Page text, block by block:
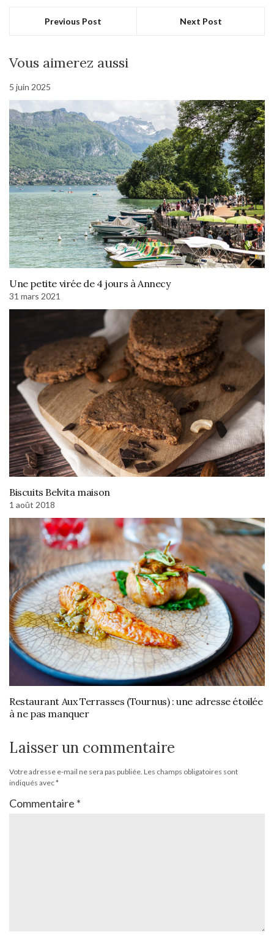
Previous Post Next Post
Vous aimerez aussi
5 juin 2025
Une petite virée de 4 jours à Annecy
31 mars 2021
Biscuits Belvita maison
1 août 2018
Restaurant Aux Terrasses (Tournus) : une adresse étoilée
à ne pas manquer
Laisser un commentaire
Votre adresse e-mail ne sera pas publiée. Les champs obligatoires sont
indiqués avec*
Commentaire *